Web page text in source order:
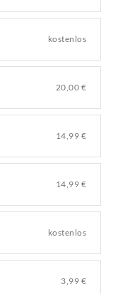
kostenlos
20,00 €
14,99 €
14,99 €
kostenlos
3,99 €